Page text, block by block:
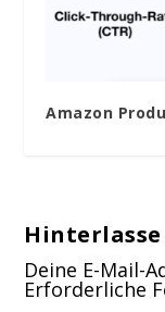
Amazon
Deine E-Mail-
Erforderliche